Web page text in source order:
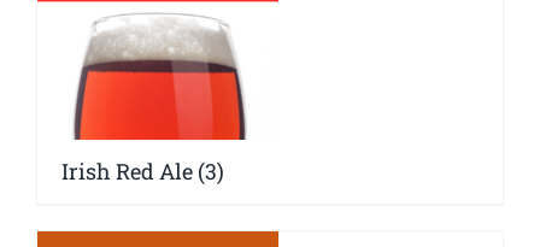
Irish Red Ale (3)